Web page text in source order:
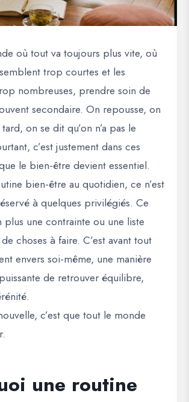
où tout va toujours plus vite, où
trop courtes et les
nombreuses, prendre soin de
secondaire. On repousse, on
on se dit qu’on n’a pas le
c’est justement dans ces
le bien-être devient essentiel.
bien-être au quotidien, ce n’est
à quelques privilégiés. Ce
plus une contrainte ou une liste
choses à faire. C’est avant tout
envers soi-même, une manière
de retrouver équilibre,
c’est que tout le monde
une routine